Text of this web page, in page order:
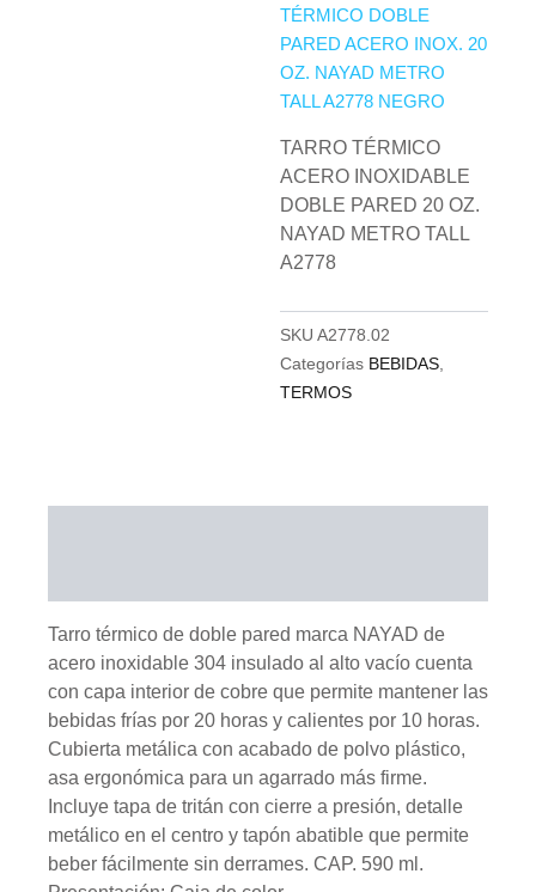
TÉRMICO DOBLE
PARED ACERO INOX. 20
OZ. NAYAD METRO
TALL A2778 NEGRO
TARRO TÉRMICO
ACERO INOXIDABLE
DOBLE PARED 20 OZ.
NAYAD METRO TALL
A2778
SKU A2778.02
Categorías BEBIDAS
TERMOS
Tarro térmico de doble pared marca NAYAD de
acero inoxidable 304 insulado al alto vacío cuenta
con capa interior de cobre que permite mantener las
bebidas frías por 20 horas y calientes por 10 horas.
Cubierta metálica con acabado de polvo plástico,
asa ergonómica para un agarrado más firme.
Incluye tapa de tritán con cierre a presión, detalle
metálico en el centro y tapón abatible que permite
beber fácilmente sin derrames. CAP. 590 ml.